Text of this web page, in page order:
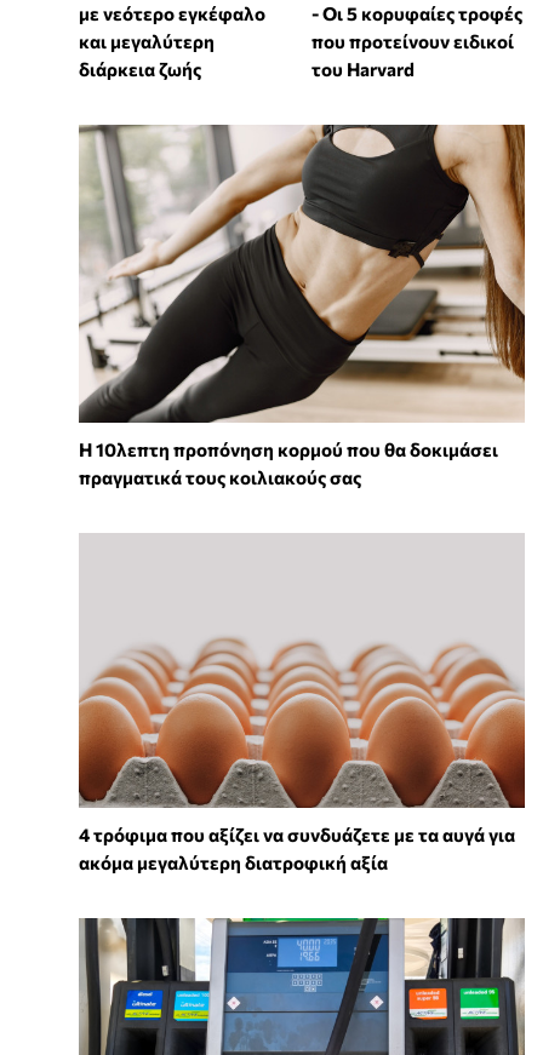
με νεότερο εγκέφαλο
και μεγαλύτερη
διάρκεια ζωής
- Οι 5 κορυφαίες τροφές
που προτείνουν ειδικοί
του Harvard
Η 10λεπτη προπόνηση κορμού που θα δοκιμάσει
πραγματικά τους κοιλιακούς σας
4 τρόφιμα που αξίζει να συνδυάζετε με τα αυγά για
ακόμα μεγαλύτερη διατροφική αξία